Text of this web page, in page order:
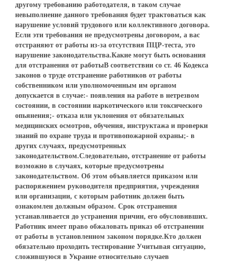
другому требованию работодателя, в таком случае
невыполнение данного требования будет трактоваться как
нарушение условий трудового или коллективного договора.
Если эти требования не предусмотрены договором, а вас
отстраняют от работы из-за отсутствия ПЦР-теста, это
нарушение законодательства.Какие могут быть основания
для отстранения от работыВ соответствии со ст. 46 Кодекса
законов о труде отстранение работников от работы
собственником или уполномоченным им органом
допускается в случае:- появления на работе в нетрезвом
состоянии, в состоянии наркотического или токсического
опьянения;- отказа или уклонения от обязательных
медицинских осмотров, обучения, инструктажа и проверки
знаний по охране труда и противопожарной охраны;- в
других случаях, предусмотренных
законодательством.Следовательно, отстранение от работы
возможно в случаях, которые предусмотрены
законодательством. Об этом объявляется приказом или
распоряжением руководителя предприятия, учреждения
или организации, с которым работник должен быть
ознакомлен должным образом. Срок отстранения
устанавливается до устранения причин, его обусловивших.
Работник имеет право обжаловать приказ об отстранении
от работы в установленном законом порядке.Кто должен
обязательно проходить тестирование Учитывая ситуацию,
сложившуюся в Украине относительно случаев